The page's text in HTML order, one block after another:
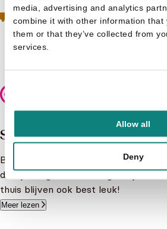
media, advertising and analytics
combine it with other information that
them or that they’ve collected from
services.
Allow all
Deny
Geen boeken meer op voorraad
Neem contact op met de
Veilig
Samenvatting
Bumba en Babilu willen op vakantie.
diertjes tegen die leuke geluidjes
thuis blijven ook best leuk!
Meer lezen